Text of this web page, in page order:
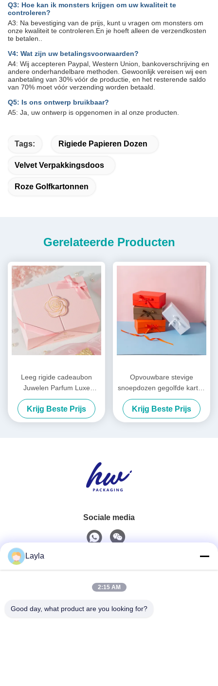
Q3: Hoe kan ik monsters krijgen om uw kwaliteit te
controleren?
A3: Na bevestiging van de prijs, kunt u vragen om monsters om
onze kwaliteit te controleren.En je hoeft alleen de verzendkosten
te betalen..
V4: Wat zijn uw betalingsvoorwaarden?
A4: Wij accepteren Paypal, Western Union, bankoverschrijving en
andere onderhandelbare methoden. Gewoonlijk vereisen wij een
aanbetaling van 30% vóór de productie, en het resterende saldo
van 70% moet vóór verzending worden betaald.
Q5: Is ons ontwerp bruikbaar?
A5: Ja, uw ontwerp is opgenomen in al onze producten.
Tags: Rigiede Papieren Dozen
Velvet Verpakkingsdoos
Roze Golfkartonnen
Gerelateerde Producten
Leeg rigide cadeaubon
Juwelen Parfum Luxe
cadeaubon Custom Logo
Krijg Beste Prijs
Opvouwbare stevige
snoepdozen gegolfde karton
kleding cadeaubon voor de
vakantie
Krijg Beste Prijs
Sociale media
0086-18688885859
Layla
2:15 AM
Good day, what product are you looking for?